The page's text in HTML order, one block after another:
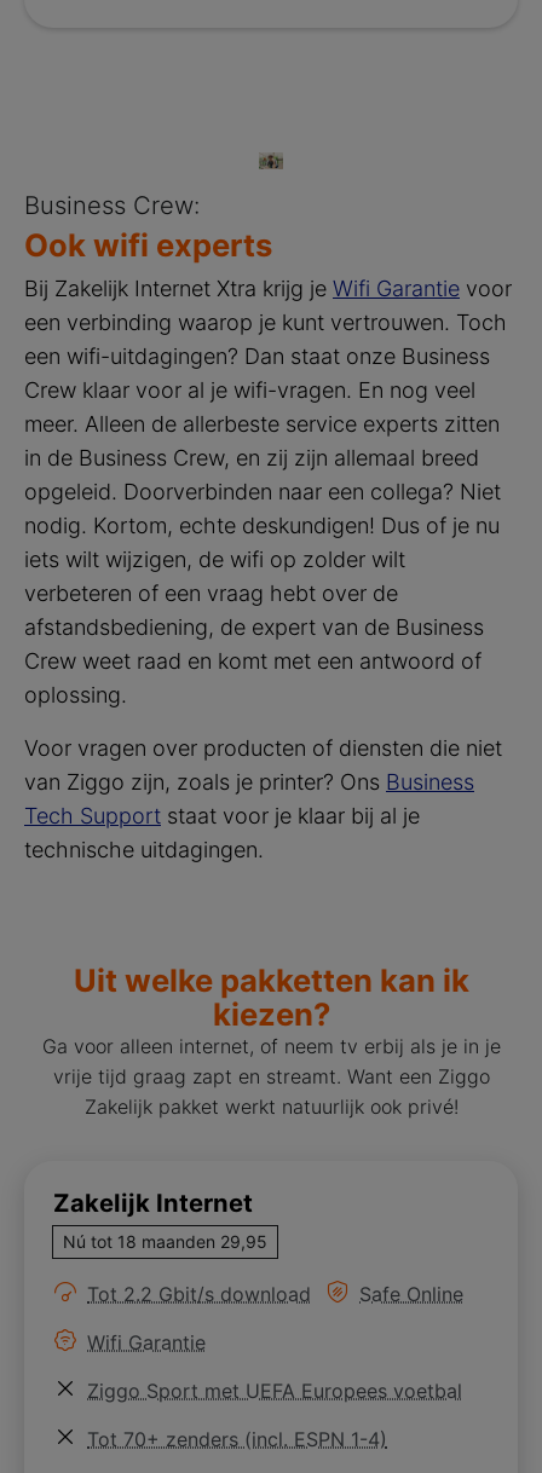
Business Crew:
Ook wifi experts
Bij Zakelijk Internet Xtra krijg je Wifi Garantie voor
een verbinding waarop je kunt vertrouwen. Toch
een wifi-uitdagingen? Dan staat onze Business
Crew klaar voor al je wifi-vragen. En nog veel
meer. Alleen de allerbeste service experts zitten
in de Business Crew, en zij zijn allemaal breed
opgeleid. Doorverbinden naar een collega? Niet
nodig. Kortom, echte deskundigen! Dus of je nu
iets wilt wijzigen, de wifi op zolder wilt
verbeteren of een vraag hebt over de
afstandsbediening, de expert van de Business
Crew weet raad en komt met een antwoord of
oplossing.
Voor vragen over producten of diensten die niet
van Ziggo zijn, zoals je printer? Ons Business
Tech Support staat voor je klaar bij al je
technische uitdagingen.
Uit welke pakketten kan ik
kiezen?
Ga voor alleen internet, of neem tv erbij als je in je
vrije tijd graag zapt en streamt. Want een Ziggo
Zakelijk pakket werkt natuurlijk ook privé!
Zakelijk Internet
Nú tot 18 maanden 29,95
Meer informatie over
Tot 2.2 Gbit/s download Meer informatie
Safe Online
Meer informatie over
Wifi Garantie
Meer informatie over
Ziggo Sport met UEFA Europees voetbal
Meer informatie over
Tot 70+ zenders (incl. ESPN 1-4)